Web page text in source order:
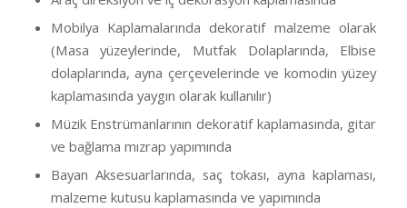
Mobilya Kaplamalarında dekoratif malzeme olarak
(Masa yüzeylerinde, Mutfak Dolaplarında, Elbise
dolaplarında, ayna çerçevelerinde ve komodin yüzey
kaplamasında yaygın olarak kullanılır)
Müzik Enstrümanlarının dekoratif kaplamasında, gitar
ve bağlama mızrap yapımında
Bayan Aksesuarlarında, saç tokası, ayna kaplaması,
malzeme kutusu kaplamasında ve yapımında